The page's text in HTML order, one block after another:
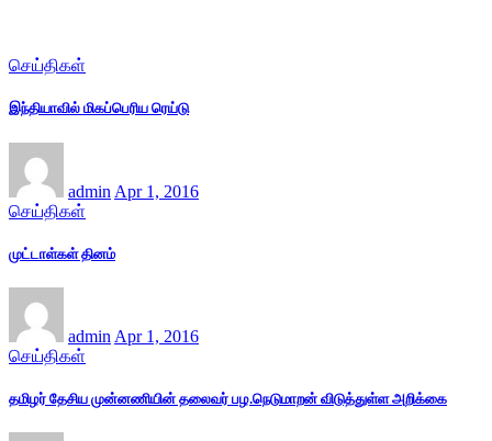
செய்திகள்
இந்தியாவில் மிகப்பெரிய ரெய்டு
admin Apr 1, 2016
செய்திகள்
முட்டாள்கள் தினம்
admin Apr 1, 2016
செய்திகள்
தமிழர் தேசிய முன்னணியின் தலைவர் பழ.நெடுமாறன் விடுத்துள்ள அறிக்கை